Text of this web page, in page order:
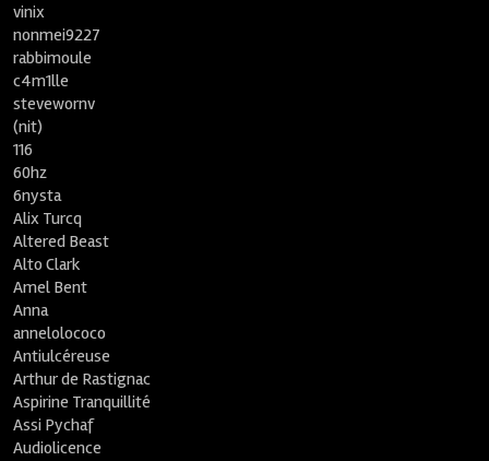
vinix
nonmei9227
rabbimoule
c4m1lle
stevewornv
(nit)
116
60hz
6nysta
Alix Turcq
Altered Beast
Alto Clark
Amel Bent
Anna
annelolococo
Antiulcéreuse
Arthur de Rastignac
Aspirine Tranquillité
Assi Pychaf
Audiolicence